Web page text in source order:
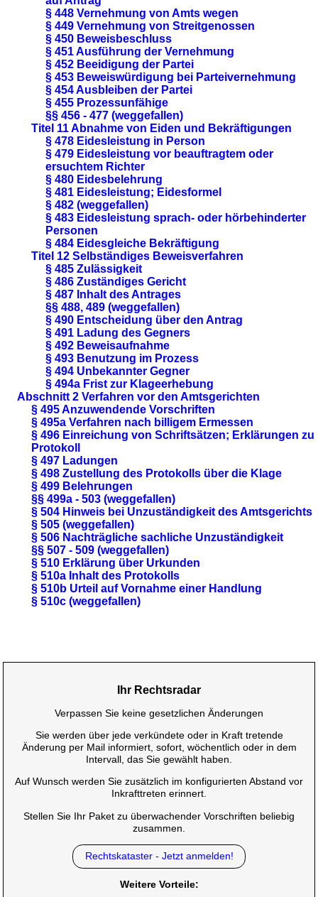
§ 448 Vernehmung von Amts wegen
§ 449 Vernehmung von Streitgenossen
§ 450 Beweisbeschluss
§ 451 Ausführung der Vernehmung
§ 452 Beeidigung der Partei
§ 453 Beweiswürdigung bei Parteivernehmung
§ 454 Ausbleiben der Partei
§ 455 Prozessunfähige
§§ 456 - 477 (weggefallen)
Titel 11 Abnahme von Eiden und Bekräftigungen
§ 478 Eidesleistung in Person
§ 479 Eidesleistung vor beauftragtem oder
ersuchtem Richter
§ 480 Eidesbelehrung
§ 481 Eidesleistung; Eidesformel
§ 482 (weggefallen)
§ 483 Eidesleistung sprach- oder hörbehinderter
Personen
§ 484 Eidesgleiche Bekräftigung
Titel 12 Selbständiges Beweisverfahren
§ 485 Zulässigkeit
§ 486 Zuständiges Gericht
§ 487 Inhalt des Antrages
§§ 488, 489 (weggefallen)
§ 490 Entscheidung über den Antrag
§ 491 Ladung des Gegners
§ 492 Beweisaufnahme
§ 493 Benutzung im Prozess
§ 494 Unbekannter Gegner
§ 494a Frist zur Klageerhebung
Abschnitt 2 Verfahren vor den Amtsgerichten
§ 495 Anzuwendende Vorschriften
§ 495a Verfahren nach billigem Ermessen
§ 496 Einreichung von Schriftsätzen; Erklärungen zu
Protokoll
§ 497 Ladungen
§ 498 Zustellung des Protokolls über die Klage
§ 499 Belehrungen
§§ 499a - 503 (weggefallen)
§ 504 Hinweis bei Unzuständigkeit des Amtsgerichts
§ 505 (weggefallen)
§ 506 Nachträgliche sachliche Unzuständigkeit
§§ 507 - 509 (weggefallen)
§ 510 Erklärung über Urkunden
§ 510a Inhalt des Protokolls
§ 510b Urteil auf Vornahme einer Handlung
§ 510c (weggefallen)
Ihr Rechtsradar
Verpassen Sie keine gesetzlichen Änderungen
Sie werden über jede verkündete oder in Kraft tretende
Änderung per Mail informiert, sofort, wöchentlich oder in dem
Intervall, das Sie gewählt haben.
Auf Wunsch werden Sie zusätzlich im konfigurierten Abstand vor
Inkrafttreten erinnert.
Stellen Sie Ihr Paket zu überwachender Vorschriften beliebig
zusammen.
Rechtskataster - Jetzt anmelden!
Weitere Vorteile: